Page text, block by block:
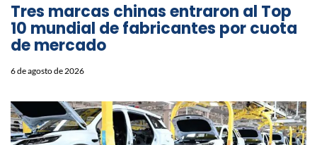
Tres marcas chinas entraron al Top
10 mundial de fabricantes por cuota
de mercado
6 de agosto de 2026